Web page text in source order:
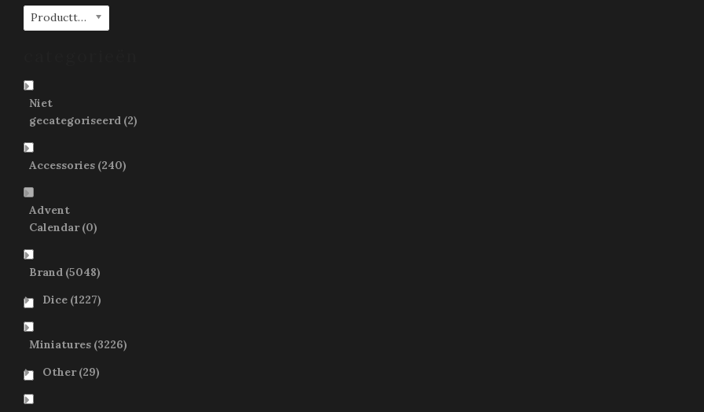
Producttags
Niet
gecategoriseerd (2)
Accessories (240)
Advent
Calendar (0)
Brand (5048)
Dice (1227)
Miniatures (3226)
Other (29)